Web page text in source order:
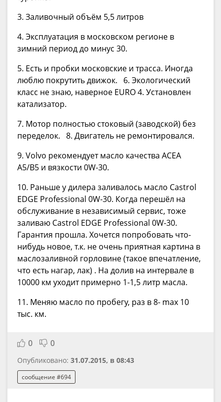
3. Заливочный объём 5,5 литров
4. Эксплуатация в московском регионе в
зимний период до минус 30.
5. Есть и пробки московские и трасса. Иногда
люблю покрутить движок. 6. Экологический
класс не знаю, наверное EURO 4. Установлен
катализатор.
7. Мотор полностью стоковый (заводской) без
переделок. 8. Двигатель не ремонтировался.
9. Volvo рекомендует масло качества ACEA
A5/B5 и вязкости 0W-30.
10. Раньше у дилера заливалось масло Castrol
EDGE Professional 0W-30. Когда перешёл на
обслуживание в независимый сервис, тоже
заливаю Castrol EDGE Professional 0W-30.
Гарантия прошла. Хочется попробовать что-
нибудь новое, т.к. не очень приятная картина в
маслозаливной горловине (такое впечатление,
что есть нагар, лак) . На долив на интервале в
10000 км уходит примерно 1-1,5 литр масла.
11. Меняю масло по пробегу, раз в 8- max 10
тыс. км.
0 0
Опубликовано: 31.07.2015, в 08:43
сообщение #694